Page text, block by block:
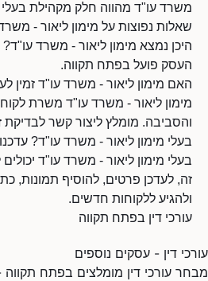
משרד עו"ד מהווה חלק מקהילת
שאלות נפוצות על מימון ליאור -
היכן נמצא מימון ליאור - משרד עו"ד?
העסק פועל בפתח תקווה.
האם מימון ליאור - משרד עו"ד זמין
מימון ליאור - משרד עו"ד משרת
והסביבה. מומלץ ליצור קשר לבדיקת
בעלי מימון ליאור - משרד עו"ד?
בעלי מימון ליאור - משרד עו"ד
זה, לעדכן פרטים, להוסיף תמונות,
ולהגיע ללקוחות חדשים.
עורכי דין בפתח תקווה
עורכי דין - עסקים נוספים
מבחר עורכי דין מומלצים בפתח